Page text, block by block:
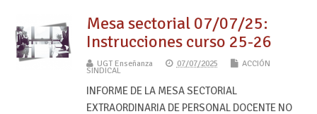
Mesa sectorial 07/07/25:
Instrucciones curso 25-26
UGT Enseñanza 07/07/2025 ACCIÓN
SINDICAL
INFORME DE LA MESA SECTORIAL
EXTRAORDINARIA DE PERSONAL DOCENTE NO